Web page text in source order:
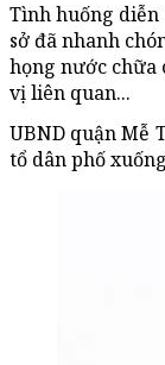
Tình huống diễn
sở đã nhanh
họng nước chữa
vị liên quan...
UBND quận Mễ
tổ dân phố